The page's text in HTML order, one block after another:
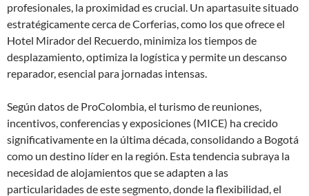
profesionales, la proximidad es crucial. Un apartasuite situado
estratégicamente cerca de Corferias, como los que ofrece el
Hotel Mirador del Recuerdo, minimiza los tiempos de
desplazamiento, optimiza la logística y permite un descanso
reparador, esencial para jornadas intensas.
Según datos de ProColombia, el turismo de reuniones,
incentivos, conferencias y exposiciones (MICE) ha crecido
significativamente en la última década, consolidando a Bogotá
como un destino líder en la región. Esta tendencia subraya la
necesidad de alojamientos que se adapten a las
particularidades de este segmento, donde la flexibilidad, el